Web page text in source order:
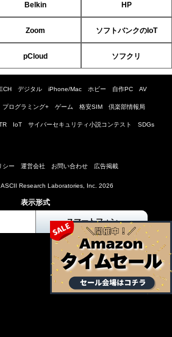
Belkin HP
Zoom ソフトバンクのIoT
pCloud ソフクリ
デジタル iPhone/Mac ホビー 自作PC AV
プログラミング+ ゲーム 格安SIM 倶楽部情報局
IoT サイバーセキュリティ小説コンテスト SDGs
シー 運営会社 お問い合わせ 広告掲載
Research Laboratories, Inc. 2026
表示形式
スマートフォン